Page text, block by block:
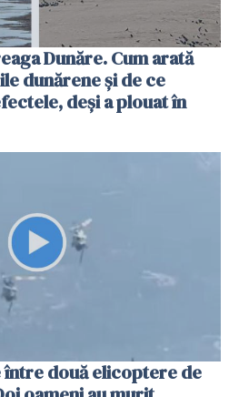
Dunăre. Cum arată
dunărene și de ce
deși a plouat în
între două elicoptere de